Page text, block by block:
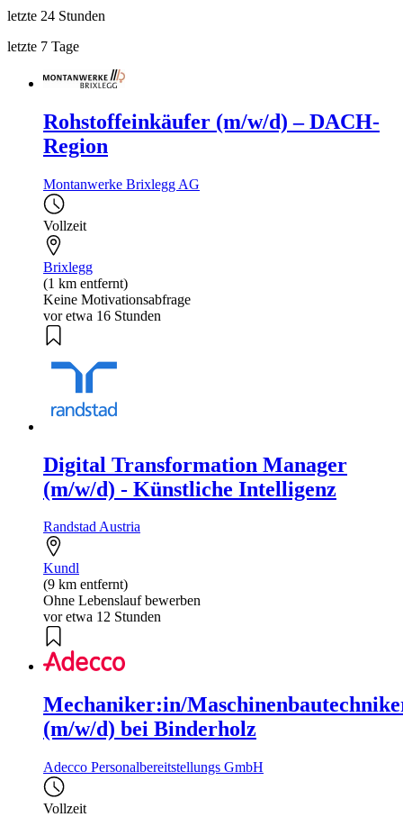
letzte 24 Stunden
letzte 7 Tage
Rohstoffeinkäufer (m/w/d) – DACH-
Region
Montanwerke Brixlegg AG
Vollzeit
Brixlegg
(1 km entfernt)
Keine Motivationsabfrage
vor etwa 16 Stunden
Digital Transformation Manager
(m/w/d) - Künstliche Intelligenz
Randstad Austria
Kundl
(9 km entfernt)
Ohne Lebenslauf bewerben
vor etwa 12 Stunden
Mechaniker:in/
(m/w/d) bei Binderholz
Adecco Personalbereitstellungs GmbH
Vollzeit